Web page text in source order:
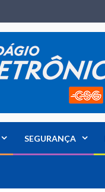
SEGURANÇA